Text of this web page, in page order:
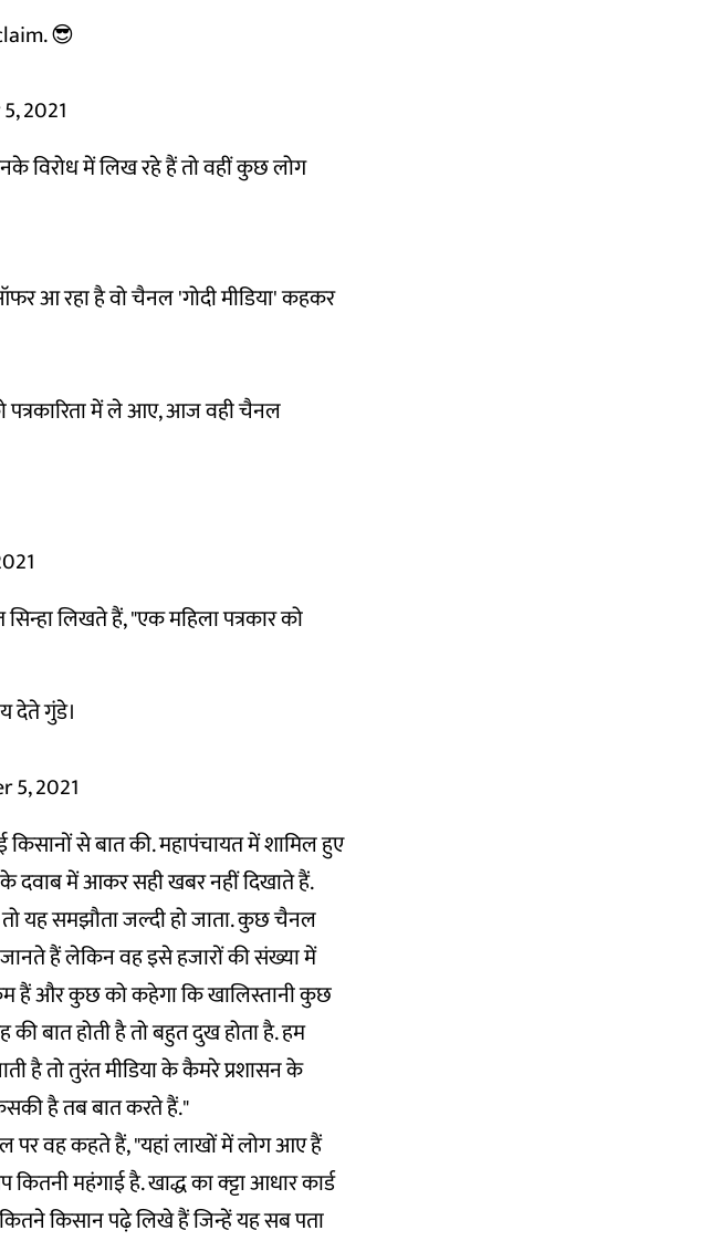
😎
2021
विरोध में लिख रहे हैं तो वहीं कुछ लोग
आ रहा है वो चैनल 'गोदी मीडिया' कहकर
पत्रकारिता में ले आए, आज वही चैनल
सिन्हा लिखते हैं, "एक महिला पत्रकार को
देते गुंडे।
5, 2021
किसानों से बात की. महापंचायत में शामिल हुए
दवाब में आकर सही खबर नहीं दिखाते हैं.
तो यह समझौता जल्दी हो जाता. कुछ चैनल
हैं लेकिन वह इसे हजारों की संख्या में
हैं और कुछ को कहेगा कि खालिस्तानी कुछ
बात होती है तो बहुत दुख होता है. हम
है तो तुरंत मीडिया के कैमरे प्रशासन के
है तब बात करते हैं."
पर वह कहते हैं, "यहां लाखों में लोग आए हैं
महंगाई है. खाद्ध का क्ट्टा आधार कार्ड
किसान पढ़े लिखे हैं जिन्हें यह सब पता